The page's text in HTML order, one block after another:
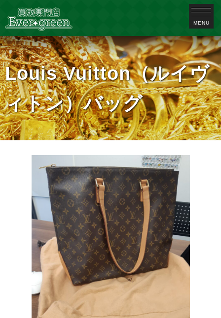
MENU
Louis Vuitton（ルイヴ
ィトン）バッグ